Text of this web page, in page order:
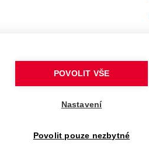
POVOLIT VŠE
Nastavení
Povolit pouze nezbytné